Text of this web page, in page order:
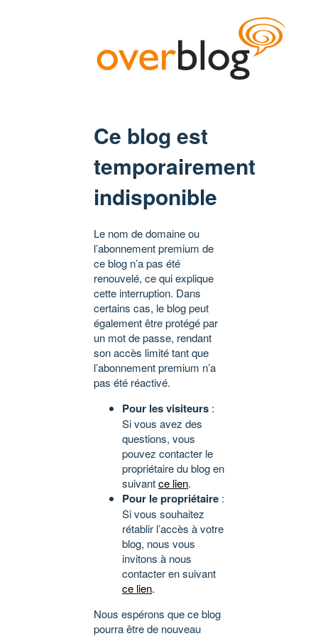
Ce blog est
temporairement
indisponible
Le nom de domaine ou
l’abonnement premium de
ce blog n’a pas été
renouvelé, ce qui explique
cette interruption. Dans
certains cas, le blog peut
également être protégé par
un mot de passe, rendant
son accès limité tant que
l’abonnement premium n’a
pas été réactivé.
Pour les visiteurs :
Si vous avez des
questions, vous
pouvez contacter le
propriétaire du blog en
suivantce lien.
Pour le propriétaire :
Si vous souhaitez
rétablir l’accès à votre
blog, nous vous
invitons à nous
contacter en suivant
ce lien.
Nous espérons que ce blog
pourra être de nouveau